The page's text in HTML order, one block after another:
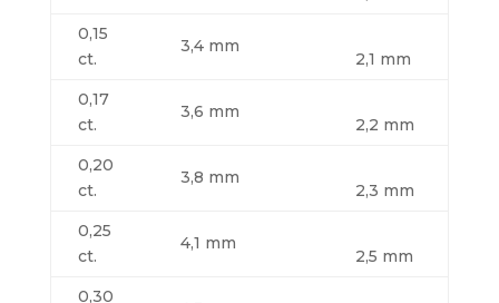
0,15
ct.
3,4 mm
2,1 mm
0,17
ct.
3,6 mm
2,2 mm
0,20
ct.
3,8 mm
2,3 mm
0,25
ct.
4,1 mm
2,5 mm
0,30